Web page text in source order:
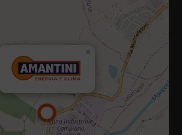
×
Via Campiano, 10, Talamello (Rimini)
0541 920035
E-mail: info@amantiniclima.it